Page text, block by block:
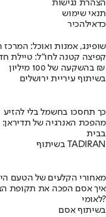
הצהרת נגישות
תנאי שימוש
כדאילהכיר
שופינג, אמנות ואוכל:
קפיצה קטנה לחו"ל: טיילת
בהשקעה של 100 מיליון ₪
בשיתוף עיריית ירושלים
כך תחסכו בחשמל בלי להזיע
מהפכת האנרגיה של
בבית
בשיתוף TADIRAN
מאחורי הקלעים של הטעם
לאומי?
בשיתוף אסם